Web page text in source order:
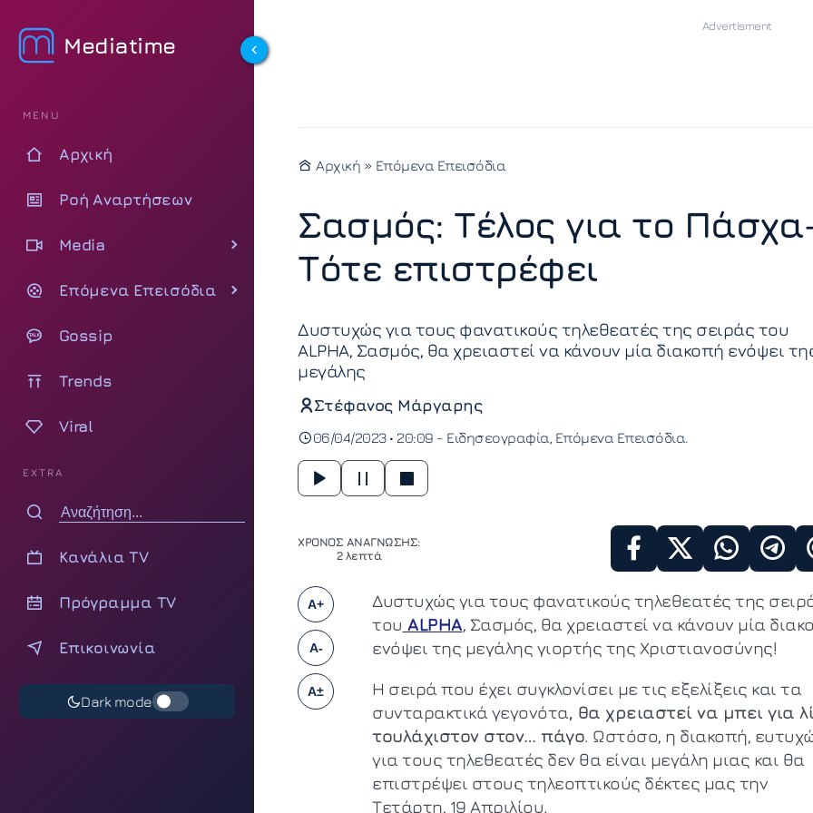
Mediatime
MENU
Αρχική
Ροή Αναρτήσεων
Media
Επόμενα Επεισόδια
Gossip
Trends
Viral
EXTRA
Κανάλια TV
Πρόγραμμα TV
Επικοινωνία
Dark mode
Αρχική » Επόμενα Επεισόδια
Σασμός: Τέλος για το
Τότε επιστρέφει
Δυστυχώς για τους φανατικούς τηλεθεατές της σειράς του
ALPHA, Σασμός, θα χρειαστεί να κάνουν μία διακοπή ενόψει
μεγάλης
Στέφανος Μάργαρης
06/04/2023 • 20:09 - Ειδησεογραφία Επόμενα Επεισόδια
ΧΡΟΝΟΣ ΑΝΑΓΝΩΣΗΣ:
2 λεπτά
A+
A-
A±
Δυστυχώς για τους φανατικούς τηλεθεατές της
του ALPHA, Σασμός, θα χρειαστεί να κάνουν μία
ενόψει της μεγάλης γιορτής της Χριστιανοσύνης!
Η σειρά που έχει συγκλονίσει με τις εξελίξεις και τα
συνταρακτικά γεγονότα, θα χρειαστεί να μπει για
τουλάχιστον στον… πάγο. Ωστόσο, η διακοπή,
για τους τηλεθεατές δεν θα είναι μεγάλη μιας και θα
επιστρέψει στους τηλεοπτικούς δέκτες μας την
Τετάρτη, 19 Απριλίου.